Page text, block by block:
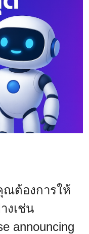
ณต้องการให้
งเช่น
announcing